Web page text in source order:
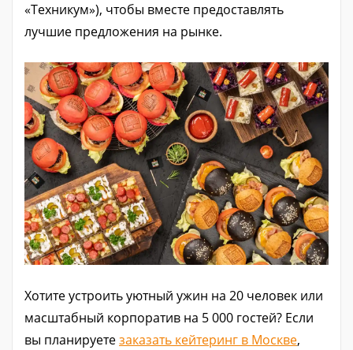
«Техникум»), чтобы вместе предоставлять
лучшие предложения на рынке.
Хотите устроить уютный ужин на 20 человек или
масштабный корпоратив на 5 000 гостей? Если
вы планируетезаказать кейтеринг в Москве,